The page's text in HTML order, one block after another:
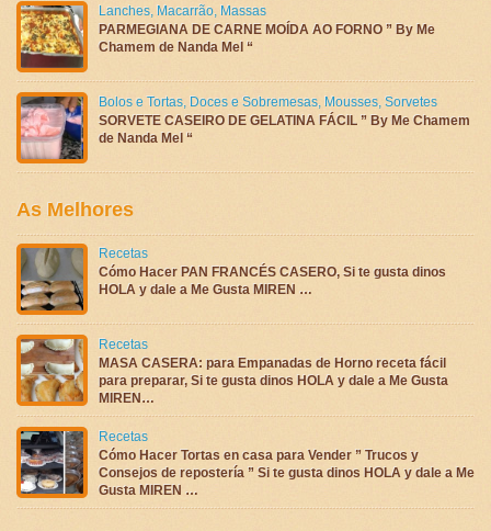
Lanches, Macarrão, Massas
PARMEGIANA DE CARNE MOÍDA AO FORNO ” By Me
Chamem de Nanda Mel “
Bolos e Tortas, Doces e Sobremesas, Mousses, Sorvetes
SORVETE CASEIRO DE GELATINA FÁCIL ” By Me Chamem
de Nanda Mel “
As Melhores
Recetas
Cómo Hacer PAN FRANCÉS CASERO, Si te gusta dinos
HOLA y dale a Me Gusta MIREN …
Recetas
MASA CASERA: para Empanadas de Horno receta fácil
para preparar, Si te gusta dinos HOLA y dale a Me Gusta
MIREN…
Recetas
Cómo Hacer Tortas en casa para Vender ” Trucos y
Consejos de repostería ” Si te gusta dinos HOLA y dale a Me
Gusta MIREN …